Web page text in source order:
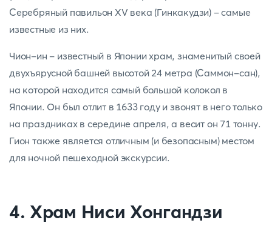
Серебряный павильон XV века (Гинкакудзи) - самые
известные из них.
Чион-ин - известный в Японии храм, знаменитый своей
двухъярусной башней высотой 24 метра (Саммон-сан),
на которой находится самый большой колокол в
Японии. Он был отлит в 1633 году и звонят в него только
на праздниках в середине апреля, а весит он 71 тонну.
Гион также является отличным (и безопасным) местом
для ночной пешеходной экскурсии.
4. Храм Ниси Хонгандзи